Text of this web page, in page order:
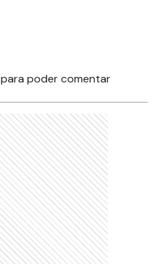
para poder comentar